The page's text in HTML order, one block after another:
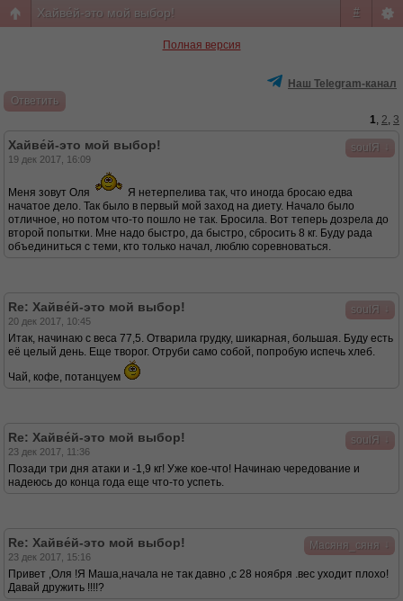
#
Хайве́й-это мой выбор!
Полная версия
Наш Telegram-канал
Ответить
1, 2, 3
soulЯ
Хайве́й-это мой выбор!
19 дек 2017, 16:09
Меня зовут Оля
Я нетерпелива так, что иногда бросаю едва
начатое дело. Так было в первый мой заход на диету. Начало было
отличное, но потом что-то пошло не так. Бросила. Вот теперь дозрела до
второй попытки. Мне надо быстро, да быстро, сбросить 8 кг. Буду рада
объединиться с теми, кто только начал, люблю соревноваться.
soulЯ
Re: Хайве́й-это мой выбор!
20 дек 2017, 10:45
Итак, начинаю с веса 77,5. Отварила грудку, шикарная, большая. Буду есть
её целый день. Еще творог. Отруби само собой, попробую испечь хлеб.
Чай, кофе, потанцуем
soulЯ
Re: Хайве́й-это мой выбор!
23 дек 2017, 11:36
Позади три дня атаки и -1,9 кг! Уже кое-что! Начинаю чередование и
надеюсь до конца года еще что-то успеть.
Масяня_сяня
Re: Хайве́й-это мой выбор!
23 дек 2017, 15:16
Привет ,Оля !Я Маша,начала не так давно ,с 28 ноября .вес уходит плохо!
Давай дружить !!!!?